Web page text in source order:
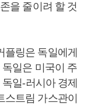
을 줄이려 할 것
링은 독일에게
일은 미국이 주
일-러시아 경제
트림 가스관이